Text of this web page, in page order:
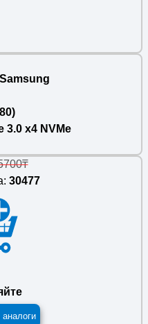
Samsung
3.0 x4 NVMe
30477